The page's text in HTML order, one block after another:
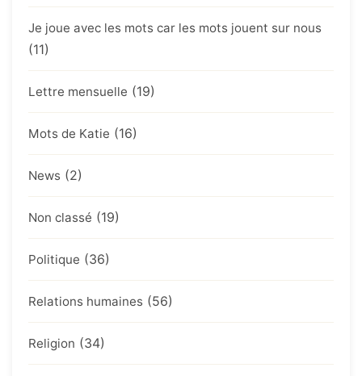
Je joue avec les mots car les mots jouent sur nous
(11)
Lettre mensuelle (19)
Mots de Katie (16)
News (2)
Non classé (19)
Politique (36)
Relations humaines (56)
Religion (34)